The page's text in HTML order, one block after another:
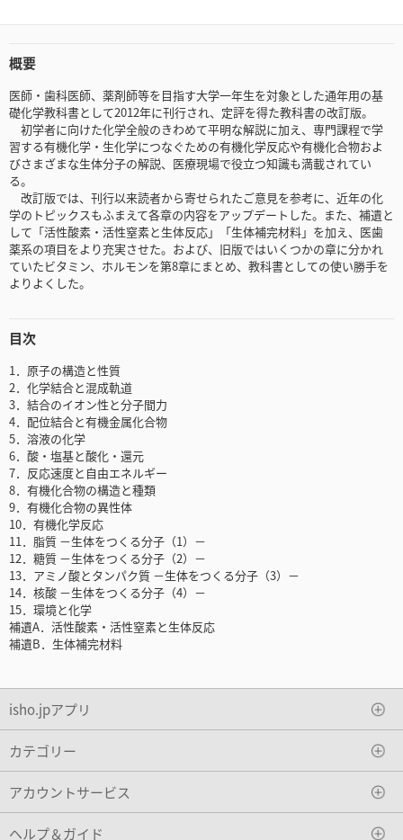
概要
医師・歯科医師、薬剤師等を目指す大学一年生を対象とした通年用の基
礎化学教科書として2012年に刊行され、定評を得た教科書の改訂版。
初学者に向けた化学全般のきわめて平明な解説に加え、専門課程で学
習する有機化学・生化学につなぐための有機化学反応や有機化合物およ
びさまざまな生体分子の解説、医療現場で役立つ知識も満載されてい
る。
改訂版では、刊行以来読者から寄せられたご意見を参考に、近年の化
学のトピックスもふまえて各章の内容をアップデートした。また、補遺と
して「活性酸素・活性窒素と生体反応」「生体補完材料」を加え、医歯
薬系の項目をより充実させた。および、旧版ではいくつかの章に分かれ
ていたビタミン、ホルモンを第8章にまとめ、教科書としての使い勝手を
よりよくした。
目次
1．原子の構造と性質
2．化学結合と混成軌道
3．結合のイオン性と分子間力
4．配位結合と有機金属化合物
5．溶液の化学
6．酸・塩基と酸化・還元
7．反応速度と自由エネルギー
8．有機化合物の構造と種類
9．有機化合物の異性体
10．有機化学反応
11．脂質 －生体をつくる分子（1）－
12．糖質 －生体をつくる分子（2）－
13．アミノ酸とタンパク質 －生体をつくる分子（3）－
14．核酸 －生体をつくる分子（4）－
15．環境と化学
補遺A．活性酸素・活性窒素と生体反応
補遺B．生体補完材料
isho.jpアプリ
カテゴリー
アカウントサービス
ヘルプ＆ガイド